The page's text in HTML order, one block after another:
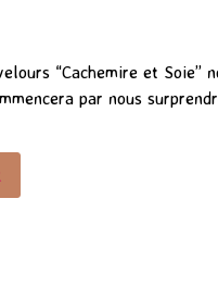
“Cachemire et Soie”
par nous